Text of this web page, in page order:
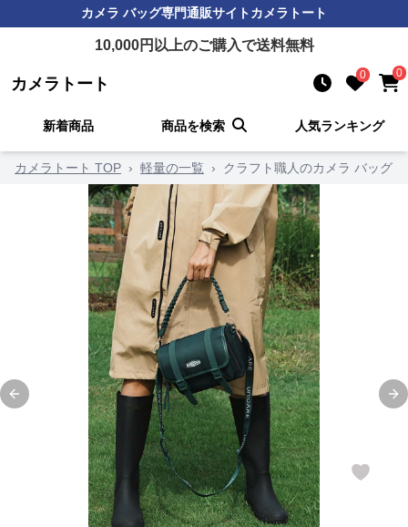
カメラ バッグ専門通販サイトカメラトート
10,000円以上のご購入で送料無料
カメラトート 0 0
新着商品 商品を検索 人気ランキング
カメラトート TOP › 軽量の一覧 › クラフト職人のカメラ バッグ
Previous slide